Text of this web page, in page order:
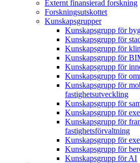
Externt finansierad forskning
Forskningsutskottet
Kunskapsgrupper
Kunskapsgrupp för
Kunskapsgrupp för
Kunskapsgrupp för
Kunskapsgrupp för
Kunskapsgrupp för
Kunskapsgrupp för
Kunskapsgrupp för
fastighetsutveckling
Kunskapsgrupp för
Kunskapsgrupp för
Kunskapsgrupp för
fastighetsförvaltning
Kunskapsgrupp för
Kunskapsgrupp för
Kunskapsgrupp för AI